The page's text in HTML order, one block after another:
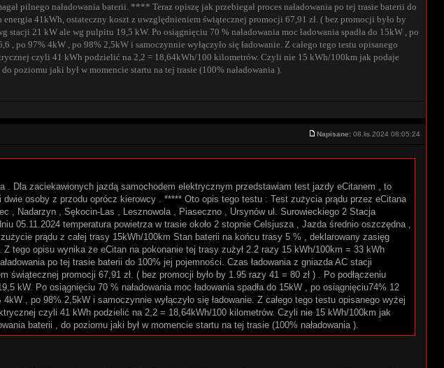
pilnego naładowania baterii. **** Teraz opiszę jak przebiegał proces naładowania po tej trasie baterii do
41kWh, ostateczny koszt z uwzględnieniem świątecznej promocji 67,91 zł. ( bez promocji było by
stacji 21 kW ale wg pulpitu 19,5 kW. Po osiągnięciu 70 % naładowania moc ładowania spadła do 15kW , po
97% 4kW , po 98% 2,5kW i samoczynnie wyłączyło się ładowanie. Z całego tego testu opisanego
czyli 41 kWh podzielić na 2,2 = 18,64kWh/100 kilometrów. Czyli nie 15 kWh/100km jak podaje
poziomu jaki był w momencie startu na tej trasie (100% naładowania ).
Napisane: 08.lis.2024 08:05:24
. Dla zaciekawionych jazdą samochodem elektrycznym przedstawiam test jazdy eCitanem , to
osoby z przodu oprócz kierowcy . ***** Oto opis tego testu : Test zużycia prądu przez eCitana
, Nadarzyn , Sękocin-Las , Lesznowola , Piaseczno , Ursynów ul. Surowieckiego 2 Stacja
05.11.2024 temperatura powietrza w trasie około 2 stopnie Celsjusza , Jazda średnio oszczędna ,
prądu z całej trasy 15kWh/100km Stan baterii na końcu trasy 5 % , deklarowany zasięg
tego opisu wynika że eCitan na pokonanie tej trasy zużył 2.2 razy 15 kWh/100km = 33 kWh
po tej trasie baterii do 100% jej pojemności. Czas ładowania z gniazda AC stacji
promocji 67,91 zł. ( bez promocji było by 1.95 razy 41 = 80 zł ) . Po podłączeniu
kW. Po osiągnięciu 70 % naładowania moc ładowania spadła do 15kW , po osiągnięciu74% 12
, po 98% 2,5kW i samoczynnie wyłączyło się ładowanie. Z całego tego testu opisanego wyżej
czyli 41 kWh podzielić na 2,2 = 18,64kWh/100 kilometrów. Czyli nie 15 kWh/100km jak
baterii , do poziomu jaki był w momencie startu na tej trasie (100% naładowania ).